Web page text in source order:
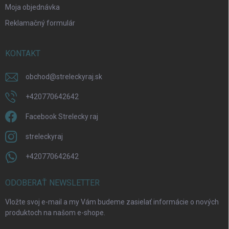
Moja objednávka
Reklamačný formulár
KONTAKT
obchod@streleckyraj.sk
+420770642642
Facebook Strelecky raj
streleckyraj
+420770642642
ODOBERAŤ NEWSLETTER
Vložte svoj e-mail a my Vám budeme zasielať informácie o nových
produktoch na našom e-shope.